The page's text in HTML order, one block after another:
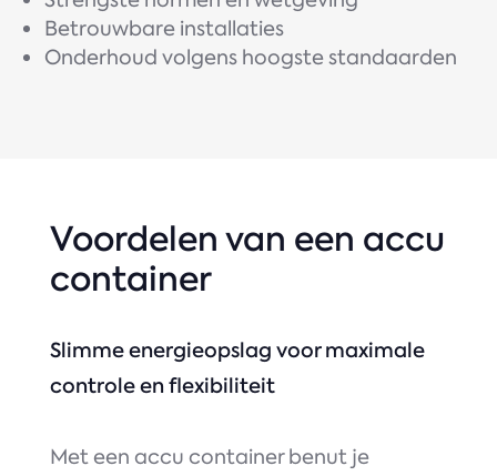
Betrouwbare installaties
Onderhoud volgens hoogste standaarden
Voordelen van een accu
container
Slimme energieopslag voor maximale
controle en flexibiliteit
Met een accu container benut je